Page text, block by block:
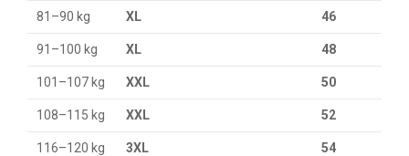
81–90 kg XL 46
91–100 kg XL 48
101–107 kg XXL 50
108–115 kg XXL 52
116–120 kg 3XL 54